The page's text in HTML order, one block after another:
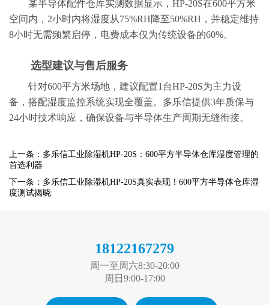
某半导体配件仓库实测数据显示，HP-20S在600平方米
空间内，2小时内将湿度从75%RH降至50%RH，并稳定维持
8小时无需频繁启停，电费成本仅为传统设备的60%。
选型建议与售后服务
针对600平方米场地，建议配置1台HP-20S为主力设
备，搭配湿度监控系统实现全覆盖。多乐信提供3年质保与
24小时技术响应，确保设备与半导体生产周期无缝衔接。
上一条：多乐信工业除湿机HP-20S：600平方半导体仓库湿度管理的
首选利器
下一条：多乐信工业除湿机HP-20S真实表现！600平方半导体仓库湿
度测试揭晓
18122167279
周一至周六8:30-20:00
周日9:00-17:00